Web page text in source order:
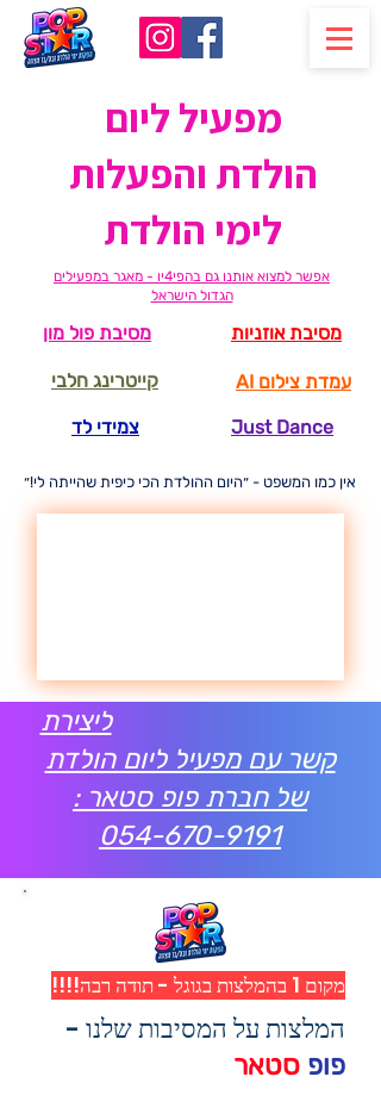
מפעיל ליום
הולדת והפעלות
לימי הולדת
אפשר למצוא אותנו גם בהפי4יו - מאגר במפעילים
הגדול הישראל
מסיבת פול מון
קייטרינג חלבי
צמידי לד
מסיבת אוזניות
עמדת צילום AI
Just Dance
אין כמו המשפט - ״היום ההולדת הכי כיפית שהייתה לי!״
ליצירת
קשר עם מפעיל ליום הולדת
של חברת פופ סטאר :
054-670-9191
מקום 1 בהמלצות בגוגל - תודה רבה!!!!
המלצות על המסיבות שלנו -
פופ סטאר